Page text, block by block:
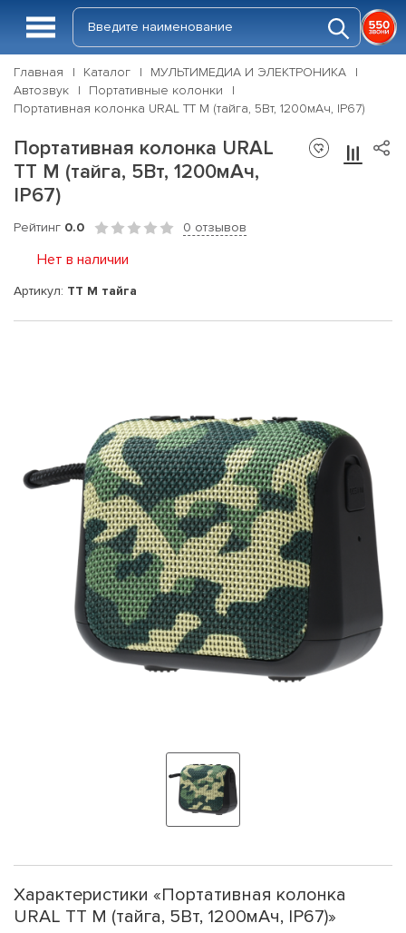
Главная Каталог
МУЛЬТИМЕДИА И ЭЛЕКТРОНИКА
Автозвук
Портативные колонки
Портативная колонка URAL ТТ М (тайга, 5Вт, 1200мАч, IP67)
Портативная колонка URAL
ТТ М (тайга, 5Вт, 1200мАч,
IP67)
Рейтинг 0.0 0 отзывов
Нет в наличии
Артикул: ТТ М тайга
Характеристики «Портативная колонка
URAL ТТ М (тайга, 5Вт, 1200мАч, IP67)»